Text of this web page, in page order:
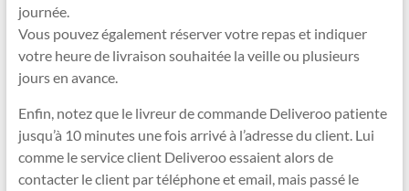
journée.
Vous pouvez également réserver votre repas et indiquer
votre heure de livraison souhaitée la veille ou plusieurs
jours en avance.
Enfin, notez que le livreur de commande Deliveroo patiente
jusqu’à 10 minutes une fois arrivé à l’adresse du client. Lui
comme le service client Deliveroo essaient alors de
contacter le client par téléphone et email, mais passé le